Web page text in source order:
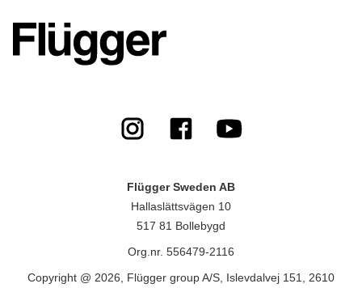
Flügger Sweden AB
Hallaslättsvägen 10
517 81 Bollebygd
Org.nr. 556479-2116
Copyright @ 2026, Flügger group A/S, Islevdalvej 151, 2610